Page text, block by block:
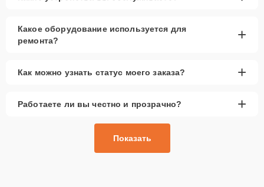
Какое оборудование используется для
ремонта?
+
Как можно узнать статус моего заказа? +
Работаете ли вы честно и прозрачно? +
Показать